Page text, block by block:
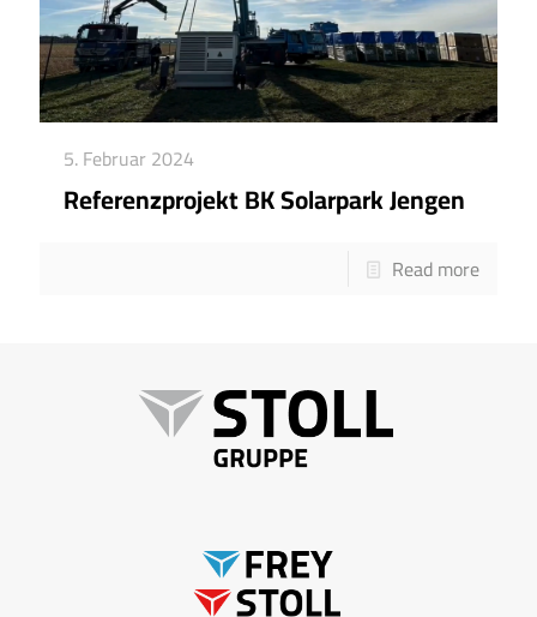
5. Februar 2024
Referenzprojekt BK Solarpark Jengen
Read more